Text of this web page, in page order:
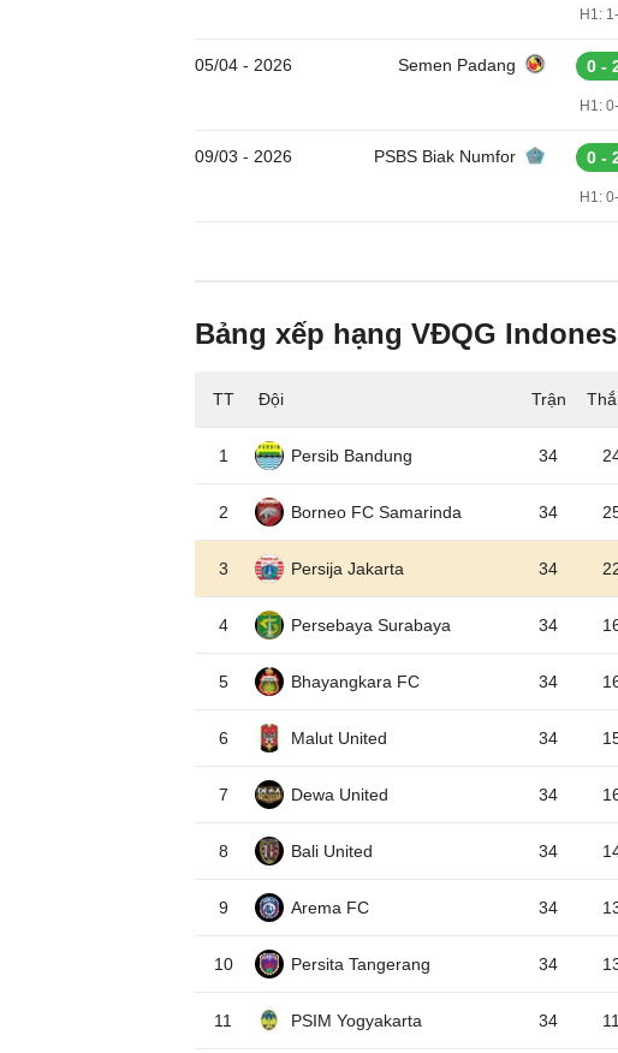
H1:
05/04 - 2026 Semen Padang 0 -
H1:
09/03 - 2026 PSBS Biak Numfor 0 -
H1:
Bảng xếp hạng VĐQG
TT Đội Trận
1 Persib Bandung 34
2 Borneo FC Samarinda 34
3 Persija Jakarta 34
4 Persebaya Surabaya 34
5 Bhayangkara FC 34
6 Malut United 34
7 Dewa United 34
8 Bali United 34
9 Arema FC 34
10 Persita Tangerang 34
11 PSIM Yogyakarta 34 11